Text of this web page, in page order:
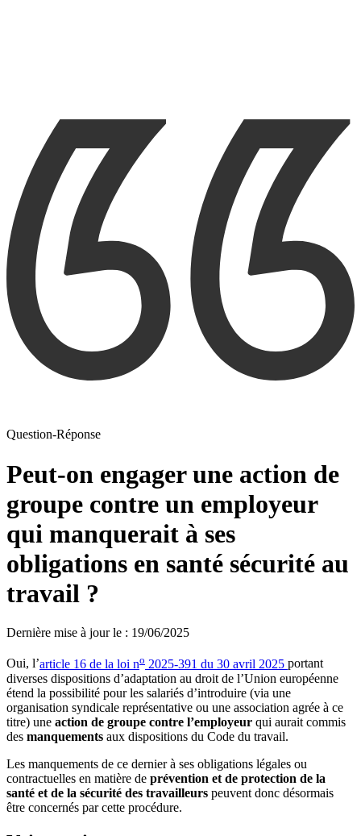
Question-Réponse
Peut-on engager une action de
groupe contre un employeur
qui manquerait à ses
obligations en santé sécurité au
travail ?
Dernière mise à jour le : 19/06/2025
Oui, l’article 16 de la loi no 2025-391 du 30 avril 2025 portant
diverses dispositions d’adaptation au droit de l’Union européenne
étend la possibilité pour les salariés d’introduire (via une
organisation syndicale représentative ou une association agrée à ce
titre) une action de groupe contre l’employeur qui aurait commis
des manquements aux dispositions du Code du travail.
Les manquements de ce dernier à ses obligations légales ou
contractuelles en matière de prévention et de protection de la
santé et de la sécurité des travailleurs peuvent donc désormais
être concernés par cette procédure.